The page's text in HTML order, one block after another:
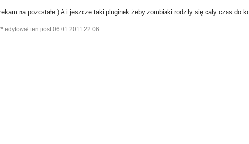
na pozostałe:) A i jeszcze taki pluginek żeby zombiaki rodziły się cały czas do
edytował ten post 06.01.2011 22:06